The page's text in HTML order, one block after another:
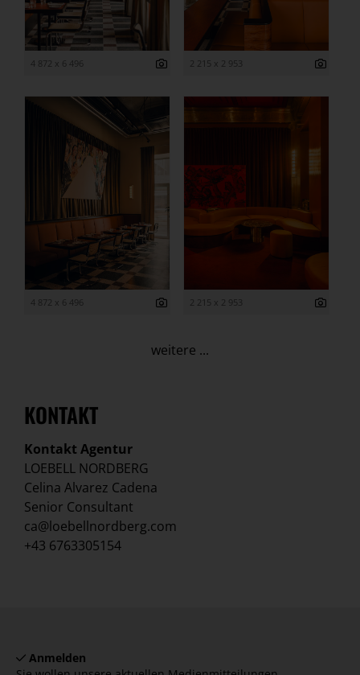
4 872 x 6 496 2 215 x 2 953
4 872 x 6 496 2 215 x 2 953
weitere ...
KONTAKT
Kontakt Agentur
LOEBELL NORDBERG
Celina Alvarez Cadena
Senior Consultant
ca@loebellnordberg.com
+43 6763305154
Anmelden